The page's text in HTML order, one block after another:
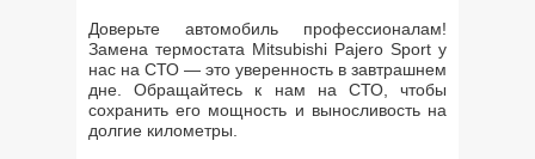
Доверьте автомобиль профессионалам!
Замена термостата Mitsubishi Pajero Sport у
нас на СТО — это уверенность в завтрашнем
дне. Обращайтесь к нам на СТО, чтобы
сохранить его мощность и выносливость на
долгие километры.